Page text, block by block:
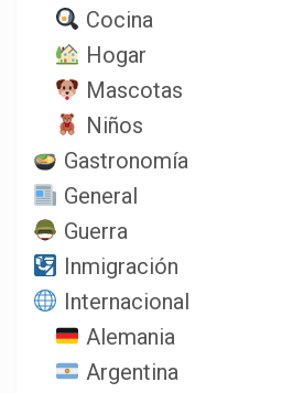
Cocina
Hogar
Mascotas
Niños
Gastronomía
General
Guerra
Inmigración
Internacional
Alemania
Argentina